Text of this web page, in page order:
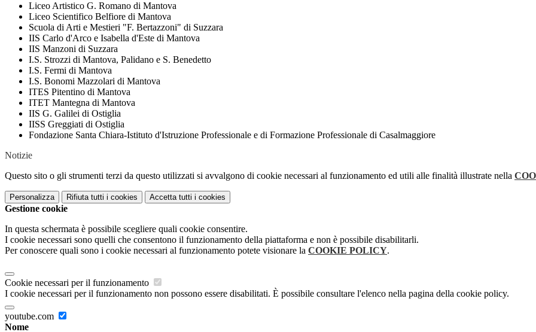
Liceo Artistico G. Romano di Mantova
Liceo Scientifico Belfiore di Mantova
Scuola di Arti e Mestieri "F. Bertazzoni" di Suzzara
IIS Carlo d'Arco e Isabella d'Este di Mantova
IIS Manzoni di Suzzara
I.S. Strozzi di Mantova, Palidano e S. Benedetto
I.S. Fermi di Mantova
I.S. Bonomi Mazzolari di Mantova
ITES Pitentino di Mantova
ITET Mantegna di Mantova
IIS G. Galilei di Ostiglia
IISS Greggiati di Ostiglia
Fondazione Santa Chiara-Istituto d'Istruzione Professionale e di Formazione Professionale di Casalmaggiore
Notizie
Questo sito o gli strumenti terzi da questo utilizzati si avvalgono di cookie necessari al funzionamento ed utili alle finalità illustrate nella
Personalizza Rifiuta tutti i cookies Accetta tutti i cookies
Gestione cookie
In questa schermata è possibile scegliere quali cookie consentire.
I cookie necessari sono quelli che consentono il funzionamento della piattaforma e non è possibile disabilitarli.
Per conoscere quali sono i cookie necessari al funzionamento potete visionare la COOKIE POLICY.
Cookie necessari per il funzionamento
I cookie necessari per il funzionamento non possono essere disabilitati. È possibile consultare l'elenco nella pagina della cookie policy.
youtube.com
Nome